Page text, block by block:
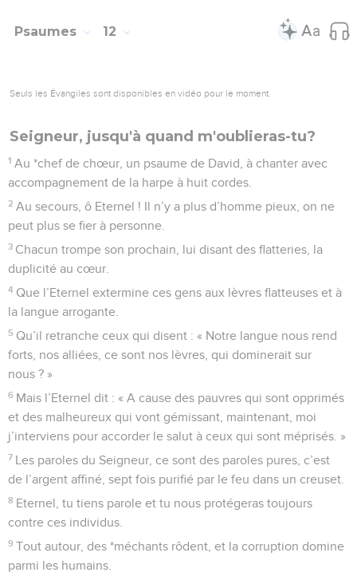
Psaumes 12
Seuls les Évangiles sont disponibles en vidéo pour le moment.
Seigneur, jusqu'à quand m'oublieras-tu?
1 Au *chef de chœur, un psaume de David, à chanter avec
accompagnement de la harpe à huit cordes.
2 Au secours, ô Eternel ! Il n’y a plus d’homme pieux, on ne
peut plus se fier à personne.
3 Chacun trompe son prochain, lui disant des flatteries, la
duplicité au cœur.
4 Que l’Eternel extermine ces gens aux lèvres flatteuses et à
la langue arrogante.
5 Qu’il retranche ceux qui disent : « Notre langue nous rend
forts, nos alliées, ce sont nos lèvres, qui dominerait sur
nous ? »
6 Mais l’Eternel dit : « A cause des pauvres qui sont opprimés
et des malheureux qui vont gémissant, maintenant, moi
j’interviens pour accorder le salut à ceux qui sont méprisés. »
7 Les paroles du Seigneur, ce sont des paroles pures, c’est
de l’argent affiné, sept fois purifié par le feu dans un creuset.
8 Eternel, tu tiens parole et tu nous protégeras toujours
contre ces individus.
9 Tout autour, des *méchants rôdent, et la corruption domine
parmi les humains.